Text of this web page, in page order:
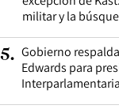
militar y la
5. Gobierno
Edwards para
Interparlamentaria